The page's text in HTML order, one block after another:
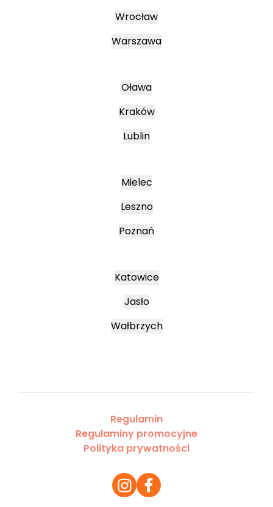
Wrocław
Warszawa
Oława
Kraków
Lublin
Mielec
Leszno
Poznań
Katowice
Jasło
Wałbrzych
Regulamin
Regulaminy promocyjne
Polityka prywatności